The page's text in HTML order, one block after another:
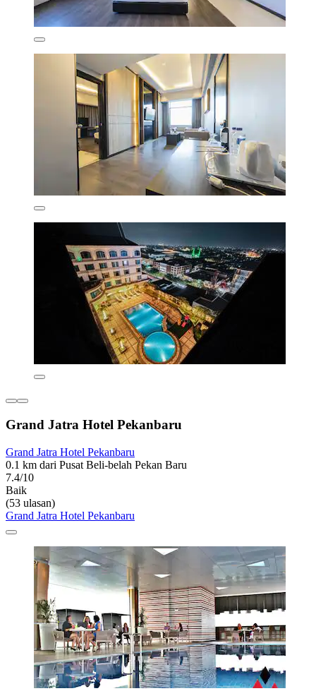
Grand Jatra Hotel Pekanbaru
Grand Jatra Hotel Pekanbaru
0.1 km dari Pusat Beli-belah Pekan Baru
7.4/10
Baik
(53 ulasan)
Grand Jatra Hotel Pekanbaru